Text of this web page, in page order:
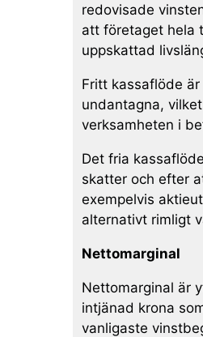
redovisade
att företaget hela
uppskattad
Fritt kassaflöde
undantagna,
verksamheten i
Det fria
skatter och efter
exempelvis
alternativt rimligt
Nettomarginal
Nettomarginal är
intjänad krona
vanligaste